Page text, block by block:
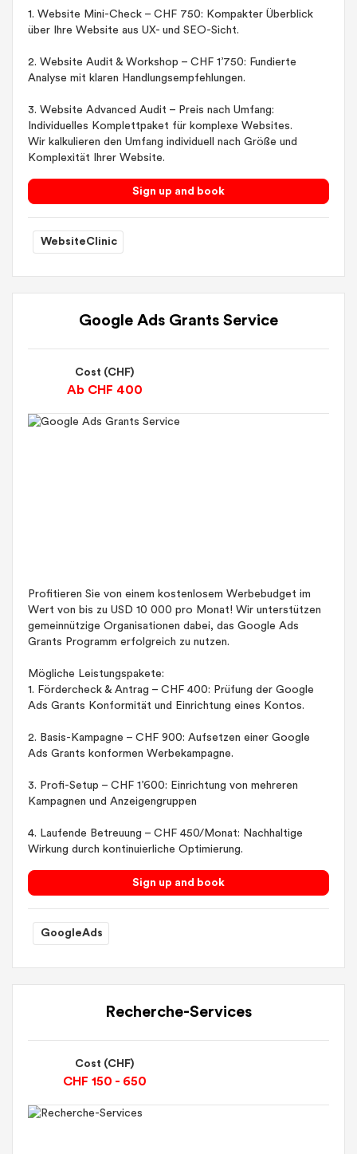
1. Website Mini-Check – CHF 750: Kompakter Überblick
über Ihre Website aus UX- und SEO-Sicht.
2. Website Audit & Workshop – CHF 1’750: Fundierte
Analyse mit klaren Handlungsempfehlungen.
3. Website Advanced Audit – Preis nach Umfang:
Individuelles Komplettpaket für komplexe Websites.
Wir kalkulieren den Umfang individuell nach Größe und
Komplexität Ihrer Website.
Sign up and book
WebsiteClinic
Google Ads Grants Service
Cost (CHF)
Ab CHF 400
Profitieren Sie von einem kostenlosem Werbebudget im
Wert von bis zu USD 10 000 pro Monat! Wir unterstützen
gemeinnützige Organisationen dabei, das Google Ads
Grants Programm erfolgreich zu nutzen.
Mögliche Leistungspakete:
1. Fördercheck & Antrag – CHF 400: Prüfung der Google
Ads Grants Konformität und Einrichtung eines Kontos.
2. Basis-Kampagne – CHF 900: Aufsetzen einer Google
Ads Grants konformen Werbekampagne.
3. Profi-Setup – CHF 1’600: Einrichtung von mehreren
Kampagnen und Anzeigengruppen
4. Laufende Betreuung – CHF 450/Monat: Nachhaltige
Wirkung durch kontinuierliche Optimierung.
Sign up and book
GoogleAds
Recherche-Services
Cost (CHF)
CHF 150 - 650